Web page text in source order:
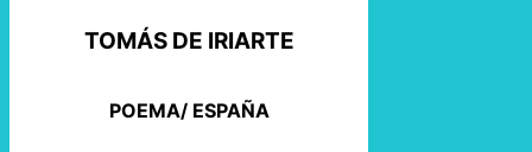
TOMÁS DE IRIARTE
POEMA/ ESPAÑA